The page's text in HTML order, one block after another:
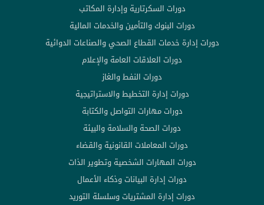
دورات السكرتارية وإدارة المكاتب
دورات البنوك والتأمين والخدمات المالية
دورات إدارة خدمات القطاع الصحي والصناعات الدوائية
دورات العلاقات العامة والإعلام
دورات النفط والغاز
دورات إدارة التخطيط والاستراتيجية
دورات مهارات التواصل والكتابة
دورات الصحة والسلامة والبيئة
دورات المعاملات القانونية والقضاء
دورات المهارات الشخصية وتطوير الذات
دورات إدارة البيانات وذكاء الأعمال
دورات إدارة المشتريات وسلسلة التوريد